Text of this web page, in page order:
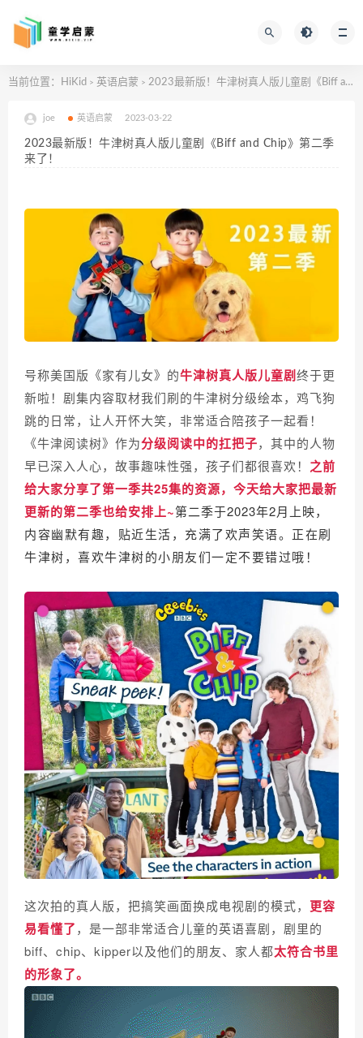
当前位置： HiKid > 英语启蒙 > 2023最新版！牛津树真人版儿童剧《Biff and Chip》第二季来了！
joe 英语启蒙 2023-03-22
2023最新版！牛津树真人版儿童剧《Biff and Chip》第二季
来了！
号称美国版《家有儿女》的牛津树真人版儿童剧终于更
新啦！剧集内容取材我们刷的牛津树分级绘本，鸡飞狗
跳的日常，让人开怀大笑，非常适合陪孩子一起看！
《牛津阅读树》作为分级阅读中的扛把子，其中的人物
早已深入人心，故事趣味性强，孩子们都很喜欢！ 之前
给大家分享了第一季共25集的资源，今天给大家把最新
更新的第二季也给安排上~第二季于2023年2月上映，
内容幽默有趣，贴近生活，充满了欢声笑语。正在刷
牛津树，喜欢牛津树的小朋友们一定不要错过哦！
这次拍的真人版，把搞笑画面换成电视剧的模式， 更容
易看懂了，是一部非常适合儿童的英语喜剧， 剧里的
biff、chip、kipper以及他们的朋友、家人都太符合书里
的形象了。